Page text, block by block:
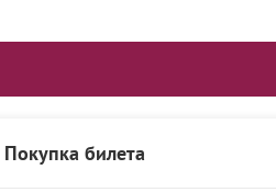
Покупка билета